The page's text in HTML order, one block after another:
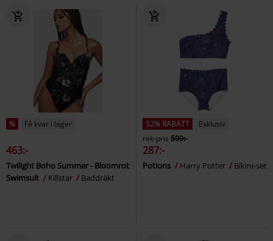
% Få kvar i lager
463:-
Twilight Boho Summer - Bloomrot
Swimsuit
Killstar Baddräkt
52% RABATT
Exklusiv
rek-pris 599:-
287:-
Potions Harry Potter Bikini-set